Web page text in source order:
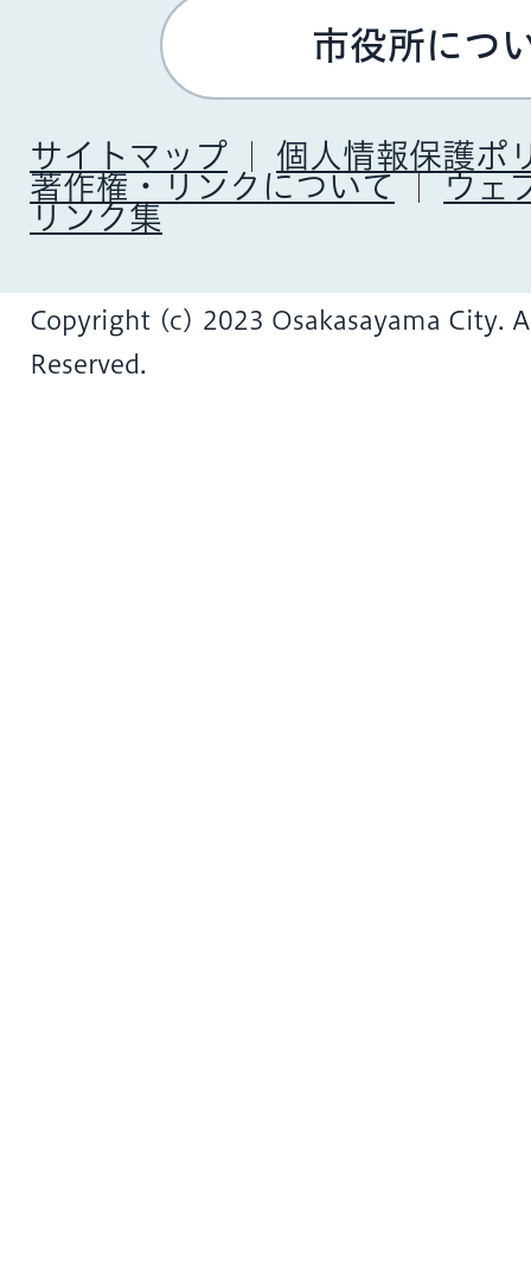
市役所につ
サイトマップ
個人情報保護ポ
著作権・リンクについて
ウェ
リンク集
Copyright (c) 2023 Osakasayama City.
Reserved.